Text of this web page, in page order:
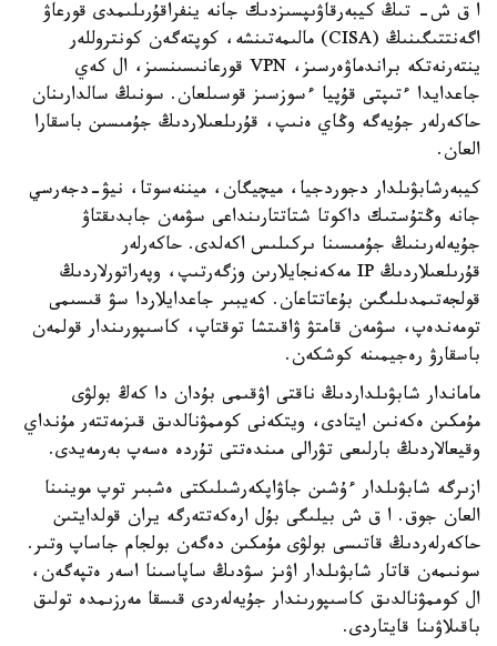
ا ق ش- تىڭ كيبەرقاۋىپسىزدىك جانە ينفراقۇرىلىمدى قورعاۋ
اگەنتتىگىنىڭ (CISA) مالىمەتىنشە، كوپتەگەن كونتروللەر
ينتەرنەتكە براندماۋەرسىز، VPN قورعانىسىنسىز، ال كەي
جاعدايدا ءتىپتى قۇپيا ءسوزسىز قوسىلعان. سونىڭ سالدارىنان
حاكەرلەر جۇيەگە وڭاي ەنىپ، قۇرىلعىلاردىڭ جۇمىسىن باسقارا
العان.
كيبەرشابۋىلدار دجوردجيا، ميچيگان، ميننەسوتا، نيۋ-دجەرسي
جانە وڭتۇستىك داكوتا شتاتتارىنداعى سۋمەن جابدىقتاۋ
جۇيەلەرىنىڭ جۇمىسىنا ىركىلىس اكەلدى. حاكەرلەر
قۇرىلعىلاردىڭ IP مەكەنجايلارىن وزگەرتىپ، وپەراتورلاردىڭ
قولجەتىمدىلىگىن بۇعاتتاعان. كەيبىر جاعدايلاردا سۋ قىسىمى
تومەندەپ، سۋمەن قامتۋ ۋاقىتشا توقتاپ، كاسىپورىندار قولمەن
باسقارۋ رەجيمىنە كوشكەن.
ماماندار شابۋىلداردىڭ ناقتى اۋقىمى بۇدان دا كەڭ بولۋى
مۇمكىن ەكەنىن ايتادى، ويتكەنى كوممۋنالدىق قىزمەتتەر مۇنداي
وقيعالاردىڭ بارلىعى تۋرالى مىندەتتى تۇردە ەسەپ بەرمەيدى.
ازىرگە شابۋىلدار ءۇشىن جاۋاپكەرشىلىكتى ەشبىر توپ موينىنا
العان جوق. ا ق ش بيلىگى بۇل ارەكەتتەرگە يران قولدايتىن
حاكەرلەردىڭ قاتىسى بولۋى مۇمكىن دەگەن بولجام جاساپ وتىر.
سونىمەن قاتار شابۋىلدار اۋىز سۋدىڭ ساپاسىنا اسەر ەتپەگەن،
ال كوممۋنالدىق كاسىپورىندار جۇيەلەردى قىسقا مەرزىمدە تولىق
باقىلاۋىنا قايتاردى.